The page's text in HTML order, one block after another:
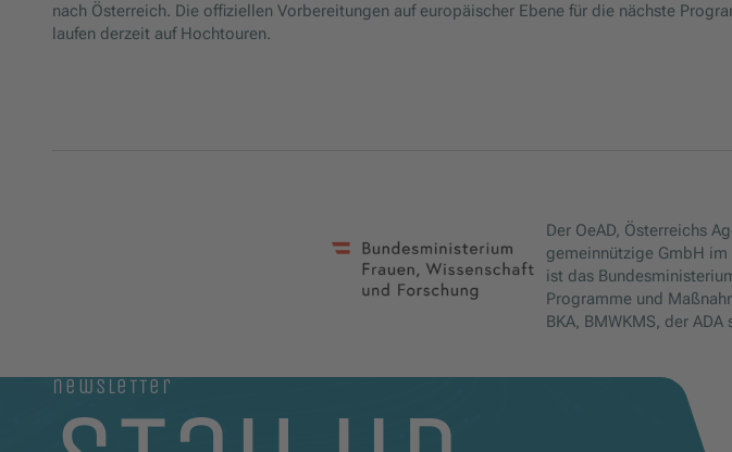
nach Österreich. Die offiziellen Vorbereitungen auf europäischer Ebene für die nächste
laufen derzeit auf Hochtouren.
Der OeAD, Österreichs
gemeinnützige GmbH
ist das
Programme und
BKA, BMWKMS, der
newsletter